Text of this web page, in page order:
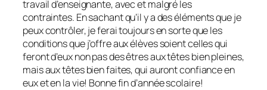
travail d’enseignante, avec et malgré les
contraintes. En sachant qu’il y a des éléments que je
peux contrôler, je ferai toujours en sorte que les
conditions que j’offre aux élèves soient celles qui
feront d’eux non pas des êtres aux têtes bien pleines,
mais aux têtes bien faites, qui auront confiance en
eux et en la vie! Bonne fin d’année scolaire!